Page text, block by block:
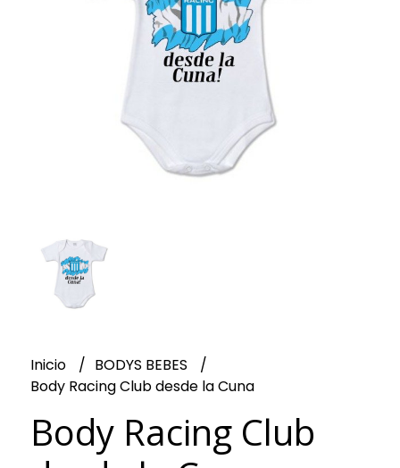
Inicio
BODYS BEBES
Body Racing Club desde la Cuna
Body Racing Club